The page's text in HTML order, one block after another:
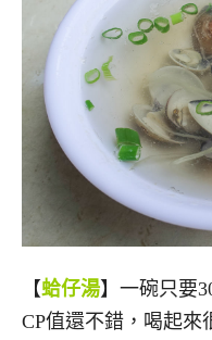
【蛤仔湯】一碗只要
CP值還不錯，喝起來